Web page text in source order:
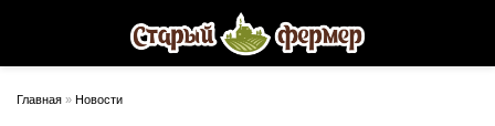
Главная » Новости